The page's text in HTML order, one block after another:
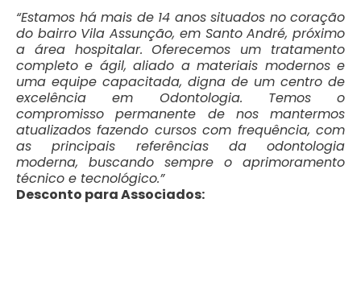
“Estamos há mais de 14 anos situados no coração
do bairro Vila Assunção, em Santo André, próximo
a área hospitalar. Oferecemos um tratamento
completo e ágil, aliado a materiais modernos e
uma equipe capacitada, digna de um centro de
excelência em Odontologia. Temos o
compromisso permanente de nos mantermos
atualizados fazendo cursos com frequência, com
as principais referências da odontologia
moderna, buscando sempre o aprimoramento
técnico e tecnológico.”
Desconto para Associados: